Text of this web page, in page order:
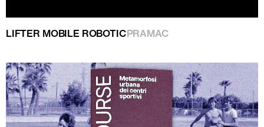
LIFTER MOBILE ROBOTICPRAMAC